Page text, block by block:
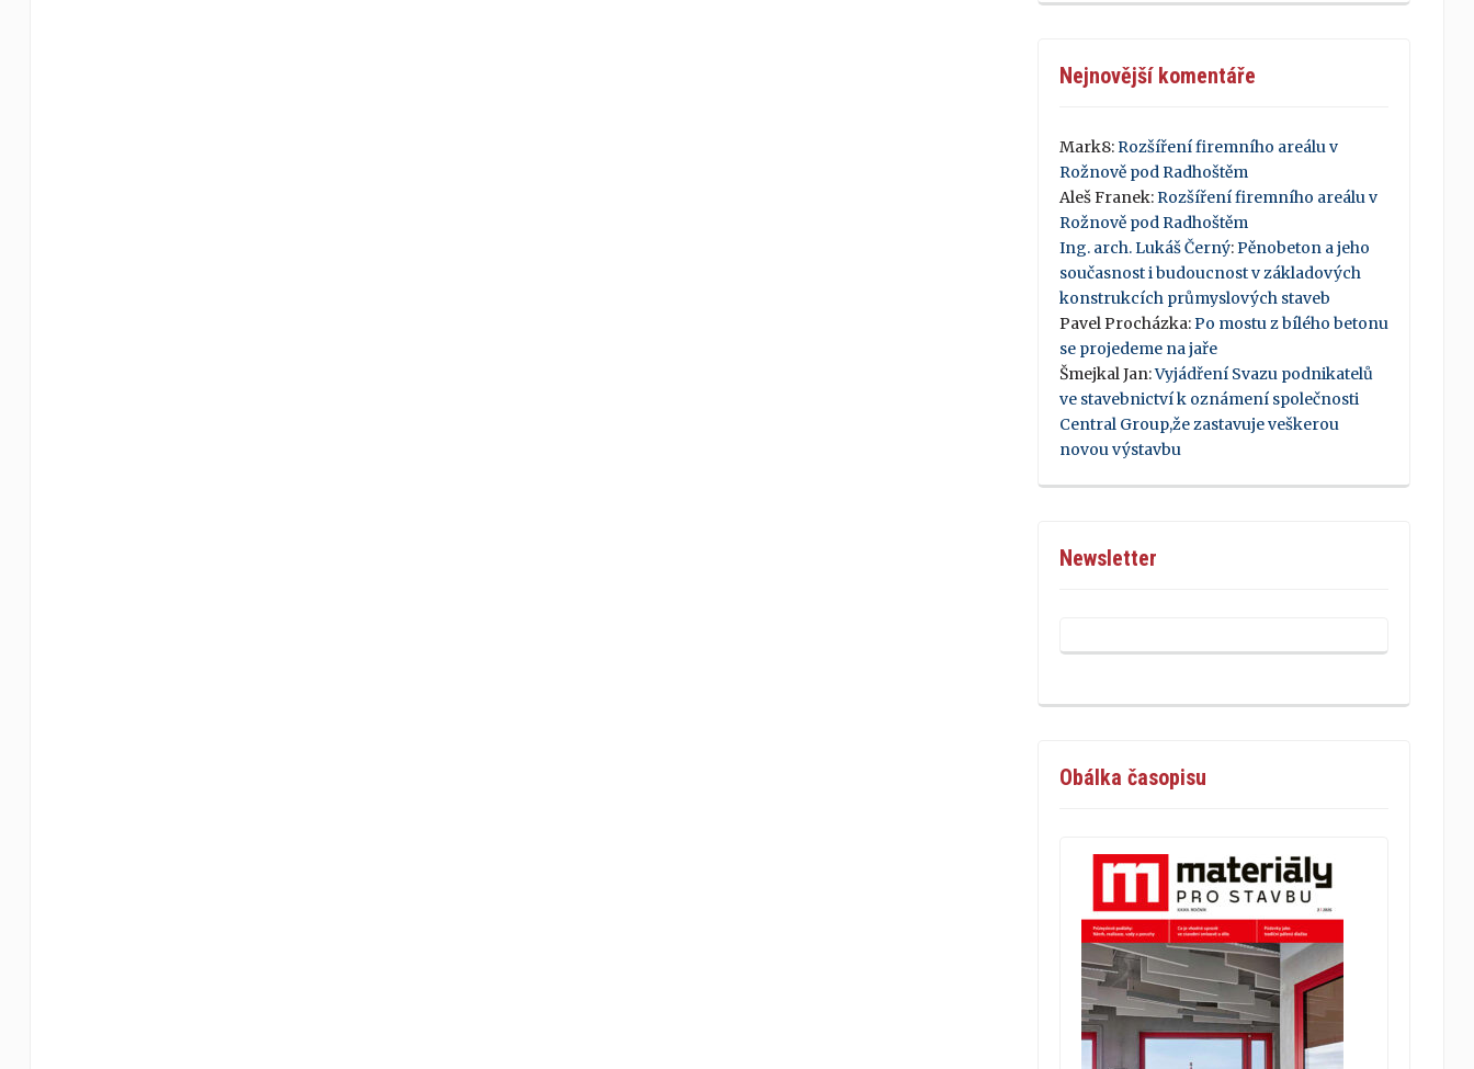
Nejnovější komentáře
Mark8:Rozšíření firemního areálu v
Rožnově pod Radhoštěm
Aleš Franek:Rozšíření firemního areálu v
Rožnově pod Radhoštěm
Ing. arch. Lukáš Černý:Pěnobeton a jeho
současnost i budoucnost v základových
konstrukcích průmyslových staveb
Pavel Procházka:Po mostu z bílého betonu
se projedeme na jaře
Šmejkal Jan:Vyjádření Svazu podnikatelů
ve stavebnictví k oznámení společnosti
Central Group,že zastavuje veškerou
novou výstavbu
Newsletter
Obálka časopisu